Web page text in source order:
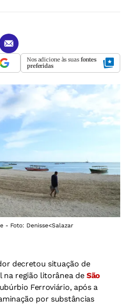
Nos adicione às suas fontes
preferidas
- Foto: Denisse<Salazar
decretou situação de
na região litorânea de São
Ferroviário, após a
por substâncias